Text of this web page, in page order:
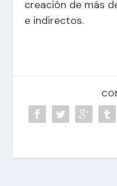
creación de más
e indirectos.